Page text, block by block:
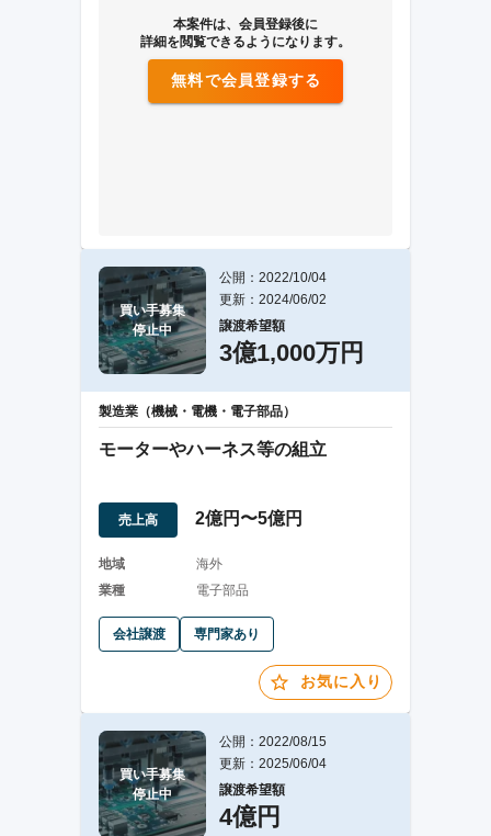
本案件は、会員登録後に
詳細を閲覧できるようになります。
無料で会員登録する
買い手募集
停止中
公開：2022/10/04
更新：2024/06/02
譲渡希望額
3億1,000万円
製造業（機械・電機・電子部品）
モーターやハーネス等の組立
売上高 2億円〜5億円
地域
海外
業種
電子部品
会社譲渡 専門家あり
お気に入り
買い手募集
停止中
公開：2022/08/15
更新：2025/06/04
譲渡希望額
4億円